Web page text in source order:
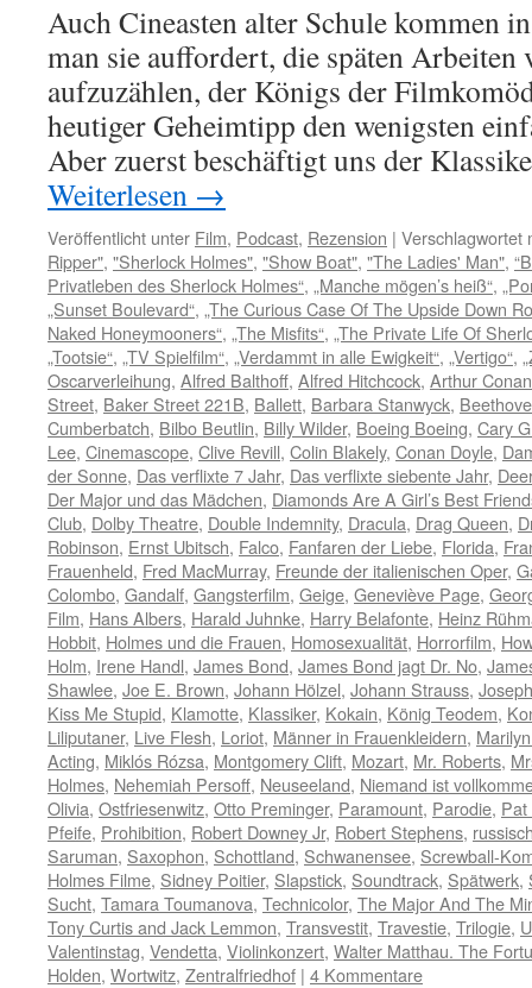
Auch Cineasten alter Schule kommen
man sie auffordert, die späten
aufzuzählen, der Königs der
heutiger Geheimtipp den wenigsten
Aber zuerst beschäftigt uns der
Weiterlesen →
Veröffentlicht unter Film, Podcast, Rezension | Verschlagwortet
Ripper", "Sherlock Holmes", "Show Boat", "The Ladies' Man",
Privatleben des Sherlock Holmes“, „Manche mögen’s heiß“,
„Sunset Boulevard“, „The Curious Case Of The Upside Down
Naked Honeymooners“, „The Misfits“, „The Private Life Of
„Tootsie“, „TV Spielfilm“, „Verdammt in alle Ewigkeit“, „Vertigo“,
Oscarverleihung, Alfred Balthoff, Alfred Hitchcock, Arthur
Street, Baker Street 221B, Ballett, Barbara Stanwyck,
Cumberbatch, Bilbo Beutlin, Billy Wilder, Boeing Boeing, Cary
Lee, Cinemascope, Clive Revill, Colin Blakely, Conan Doyle,
der Sonne, Das verflixte 7 Jahr, Das verflixte siebente Jahr,
Der Major und das Mädchen, Diamonds Are A Girl’s Best
Club, Dolby Theatre, Double Indemnity, Dracula, Drag Queen,
Robinson, Ernst Ubitsch, Falco, Fanfaren der Liebe, Florida,
Frauenheld, Fred MacMurray, Freunde der italienischen Oper,
Colombo, Gandalf, Gangsterfilm, Geige, Geneviève Page,
Film, Hans Albers, Harald Juhnke, Harry Belafonte, Heinz
Hobbit, Holmes und die Frauen, Homosexualität, Horrorfilm,
Holm, Irene Handl, James Bond, James Bond jagt Dr. No,
Shawlee, Joe E. Brown, Johann Hölzel, Johann Strauss,
Kiss Me Stupid, Klamotte, Klassiker, Kokain, König Teodem,
Liliputaner, Live Flesh, Loriot, Männer in Frauenkleidern,
Acting, Miklós Rózsa, Montgomery Clift, Mozart, Mr. Roberts,
Holmes, Nehemiah Persoff, Neuseeland, Niemand ist
Olivia, Ostfriesenwitz, Otto Preminger, Paramount, Parodie,
Pfeife, Prohibition, Robert Downey Jr, Robert Stephens,
Saruman, Saxophon, Schottland, Schwanensee, Screwball-
Holmes Filme, Sidney Poitier, Slapstick, Soundtrack, Spätwerk,
Sucht, Tamara Toumanova, Technicolor, The Major And The
Tony Curtis and Jack Lemmon, Transvestit, Travestie, Trilogie,
Valentinstag, Vendetta, Violinkonzert, Walter Matthau. The
Holden, Wortwitz, Zentralfriedhof | 4 Kommentare